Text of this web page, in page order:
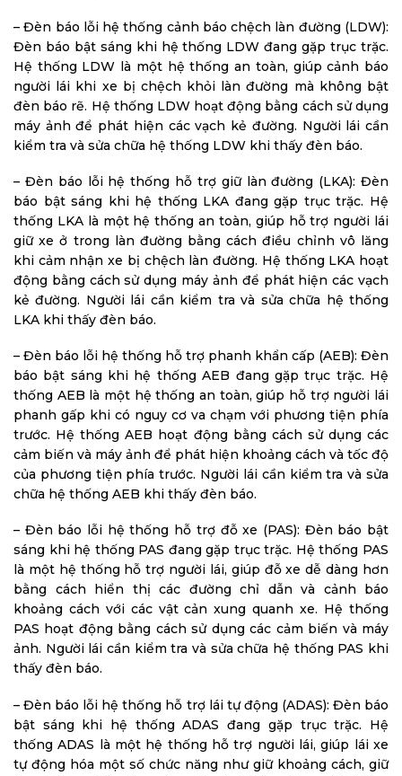
– Đèn báo lỗi hệ thống cảnh báo chệch làn đường (LDW):
Đèn báo bật sáng khi hệ thống LDW đang gặp trục trặc.
Hệ thống LDW là một hệ thống an toàn, giúp cảnh báo
người lái khi xe bị chệch khỏi làn đường mà không bật
đèn báo rẽ. Hệ thống LDW hoạt động bằng cách sử dụng
máy ảnh để phát hiện các vạch kẻ đường. Người lái cần
kiểm tra và sửa chữa hệ thống LDW khi thấy đèn báo.
– Đèn báo lỗi hệ thống hỗ trợ giữ làn đường (LKA): Đèn
báo bật sáng khi hệ thống LKA đang gặp trục trặc. Hệ
thống LKA là một hệ thống an toàn, giúp hỗ trợ người lái
giữ xe ở trong làn đường bằng cách điều chỉnh vô lăng
khi cảm nhận xe bị chệch làn đường. Hệ thống LKA hoạt
động bằng cách sử dụng máy ảnh để phát hiện các vạch
kẻ đường. Người lái cần kiểm tra và sửa chữa hệ thống
LKA khi thấy đèn báo.
– Đèn báo lỗi hệ thống hỗ trợ phanh khẩn cấp (AEB): Đèn
báo bật sáng khi hệ thống AEB đang gặp trục trặc. Hệ
thống AEB là một hệ thống an toàn, giúp hỗ trợ người lái
phanh gấp khi có nguy cơ va chạm với phương tiện phía
trước. Hệ thống AEB hoạt động bằng cách sử dụng các
cảm biến và máy ảnh để phát hiện khoảng cách và tốc độ
của phương tiện phía trước. Người lái cần kiểm tra và sửa
chữa hệ thống AEB khi thấy đèn báo.
– Đèn báo lỗi hệ thống hỗ trợ đỗ xe (PAS): Đèn báo bật
sáng khi hệ thống PAS đang gặp trục trặc. Hệ thống PAS
là một hệ thống hỗ trợ người lái, giúp đỗ xe dễ dàng hơn
bằng cách hiển thị các đường chỉ dẫn và cảnh báo
khoảng cách với các vật cản xung quanh xe. Hệ thống
PAS hoạt động bằng cách sử dụng các cảm biến và máy
ảnh. Người lái cần kiểm tra và sửa chữa hệ thống PAS khi
thấy đèn báo.
– Đèn báo lỗi hệ thống hỗ trợ lái tự động (ADAS): Đèn báo
bật sáng khi hệ thống ADAS đang gặp trục trặc. Hệ
thống ADAS là một hệ thống hỗ trợ người lái, giúp lái xe
tự động hóa một số chức năng như giữ khoảng cách, giữ